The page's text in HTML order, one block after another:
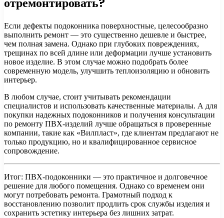
Если дефекты подоконника поверхностные, целесообразно
выполнить ремонт — это существенно дешевле и быстрее,
чем полная замена. Однако при глубоких повреждениях,
трещинах по всей длине или деформации лучше установить
новое изделие. В этом случае можно подобрать более
современную модель, улучшить теплоизоляцию и обновить
интерьер.
В любом случае, стоит учитывать рекомендации
специалистов и использовать качественные материалы. А для
покупки надежных подоконников и получения консультации
по ремонту ПВХ-изделий лучше обращаться в проверенные
компании, такие как «Вилпласт», где клиентам предлагают не
только продукцию, но и квалифицированное сервисное
сопровождение.
Итог: ПВХ-подоконники — это практичное и долговечное
решение для любого помещения. Однако со временем они
могут потребовать ремонта. Грамотный подход к
восстановлению позволит продлить срок службы изделия и
сохранить эстетику интерьера без лишних затрат.